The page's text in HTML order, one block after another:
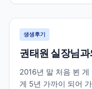
해 줄 수 있는건 정서
생생후기
권태원 실장님
2016년 말 처음 뵌
게 5년 가까이 되어